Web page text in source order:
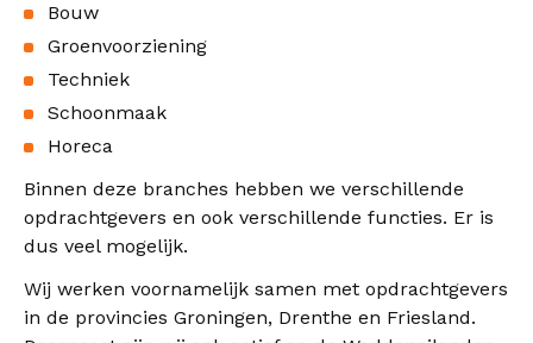
Bouw
Groenvoorziening
Techniek
Schoonmaak
Horeca
Binnen deze branches hebben we verschillende
opdrachtgevers en ook verschillende functies. Er is
dus veel mogelijk.
Wij werken voornamelijk samen met opdrachtgevers
in de provincies Groningen, Drenthe en Friesland.